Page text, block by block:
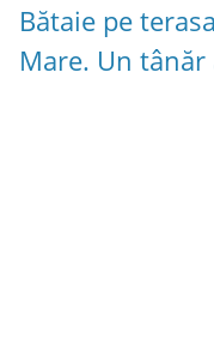
Bătaie pe
Mare. Un